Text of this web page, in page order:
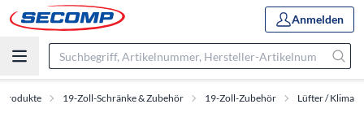
Anmelden
Produkte 19-Zoll-Schränke & Zubehör 19-Zoll-Zubehör Lüfter / Klima